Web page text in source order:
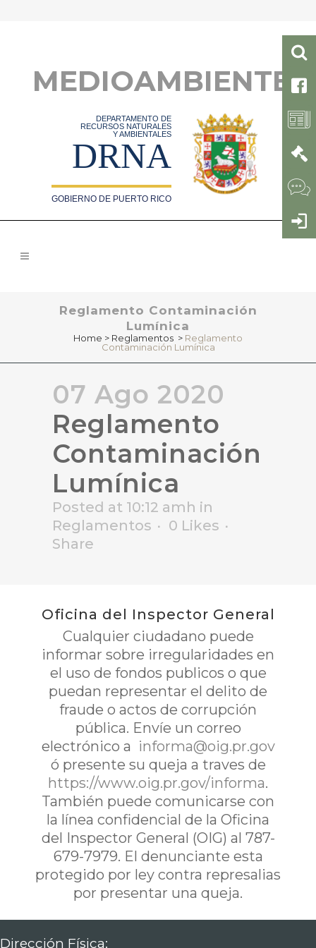
MEDIOAMBIENTE
DEPARTAMENTO DE
RECURSOS NATURALES
Y AMBIENTALES
DRNA
GOBIERNO DE PUERTO RICO
Reglamento Contaminación
Lumínica
Home > Reglamentos > Reglamento
Contaminación Lumínica
07 Ago 2020
Reglamento
Contaminación
Lumínica
Posted at 10:12 amh in
Reglamentos
0 Likes
Share
Oficina del Inspector General
Cualquier ciudadano puede
informar sobre irregularidades en
el uso de fondos publicos o que
puedan representar el delito de
fraude o actos de corrupción
pública. Envíe un correo
electrónico a informa@oig.pr.gov
ó presente su queja a traves de
https://www.oig.pr.gov/informa.
También puede comunicarse con
la línea confidencial de la Oficina
del Inspector General (OIG) al 787-
679-7979. El denunciante esta
protegido por ley contra represalias
por presentar una queja.
Dirección Física: